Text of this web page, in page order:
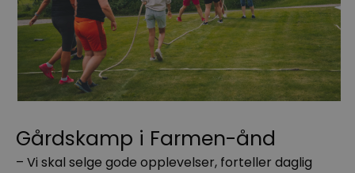
Gårdskamp i Farmen-ånd
– Vi skal selge gode opplevelser, forteller daglig